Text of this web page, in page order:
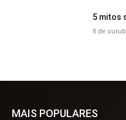
5 mitos
8 de
MAIS POPULARES